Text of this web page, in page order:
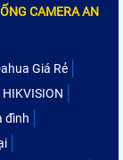
CAMERA AN
Giá Rẻ
đình